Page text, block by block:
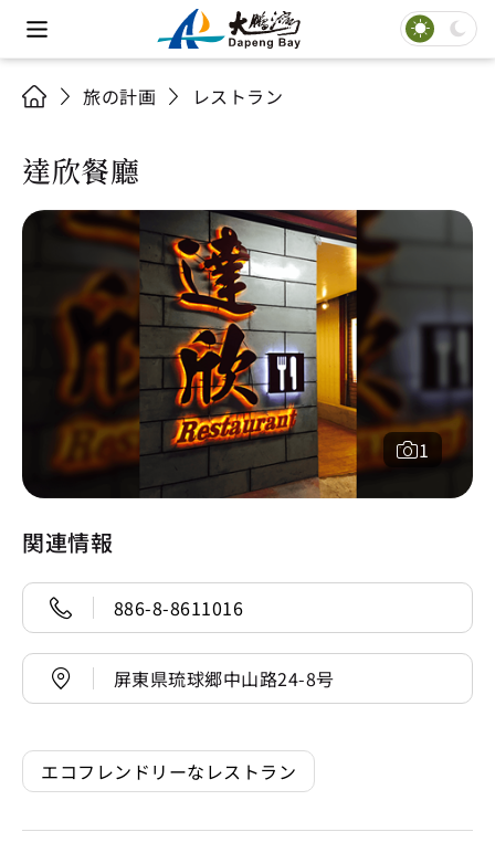
旅の計画 レストラン
達欣餐廳
1
関連情報
886-8-8611016
屏東県琉球郷中山路24-8号
エコフレンドリーなレストラン